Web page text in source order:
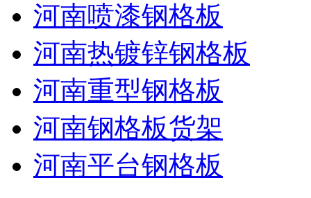
河南喷漆钢格板
河南热镀锌钢格板
河南重型钢格板
河南钢格板货架
河南平台钢格板